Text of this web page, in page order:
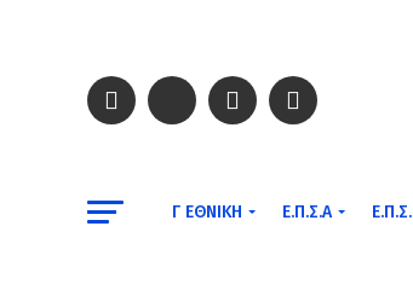
Γ ΕΘΝΙΚΉ Ε.Π.Σ.Α